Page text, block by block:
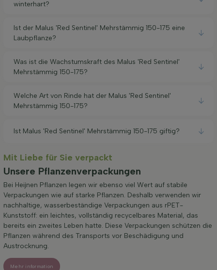
winterhart?
Ist der Malus 'Red Sentinel' Mehrstämmig 150-175 eine
Laubpflanze?
Was ist die Wachstumskraft des Malus 'Red Sentinel'
Mehrstämmig 150-175?
Welche Art von Rinde hat der Malus 'Red Sentinel'
Mehrstämmig 150-175?
Ist Malus 'Red Sentinel' Mehrstämmig 150-175 giftig?
Mit Liebe für Sie verpackt
Unsere Pflanzenverpackungen
Bei Heijnen Pflanzen legen wir ebenso viel Wert auf stabile
Verpackungen wie auf starke Pflanzen. Deshalb verwenden wir
nachhaltige, wasserbeständige Verpackungen aus rPET-
Kunststoff: ein leichtes, vollständig recycelbares Material, das
bereits ein zweites Leben hatte. Diese Verpackungen schützen die
Pflanzen während des Transports vor Beschädigung und
Austrocknung.
Mehr information